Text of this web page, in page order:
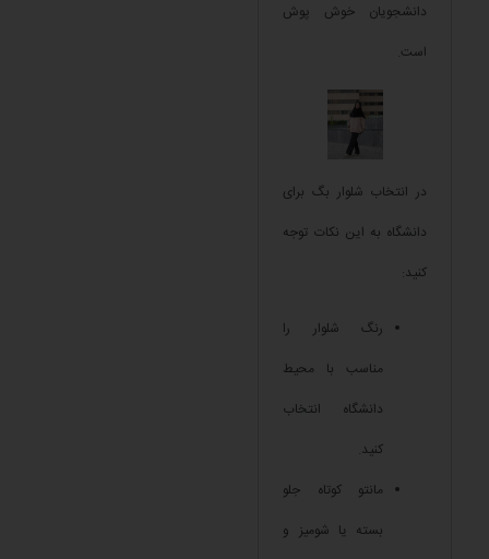
دانشجویان خوش پوش
است.
در انتخاب شلوار بگ برای
دانشگاه به این نکات توجه
کنید:
رنگ شلوار را
مناسب با محیط
دانشگاه انتخاب
کنید.
مانتو کوتاه جلو
بسته یا شومیز و